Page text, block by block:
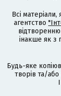
Всі
агентство
інакше як з
Будь-яке
творів та/або